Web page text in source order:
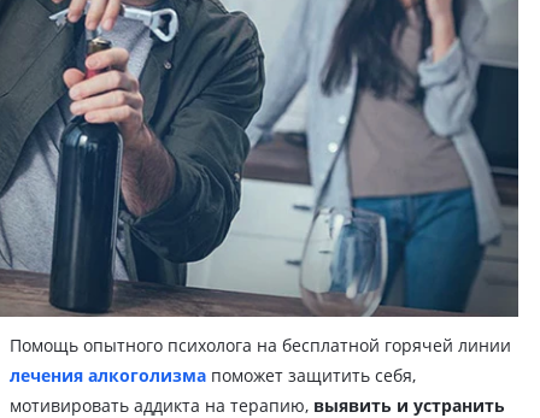
Помощь опытного психолога на бесплатной горячей линии
лечения алкоголизма поможет защитить себя,
мотивировать аддикта на терапию, выявить и устранить